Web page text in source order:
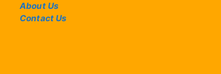
About Us
Contact Us